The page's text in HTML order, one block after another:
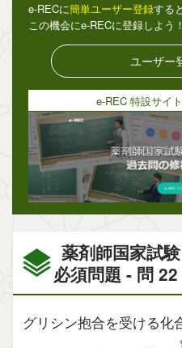
薬剤師国家試
必須問題 - 問 22
グリシン抱合を受ける化
e-RECに簡単ユーザー登録する
この機会にe-RECに登録しよう！
ユーザー
e-REC 特設サイ